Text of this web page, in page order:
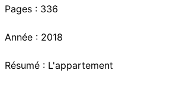
Pages : 336
Année : 2018
Résumé : L'appartement